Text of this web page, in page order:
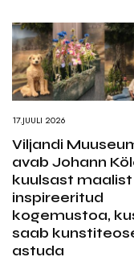
17.JUULI 2026
Viljandi
avab Johann
kuulsast maalist
inspireeritud
kogemustoa,
saab
astuda